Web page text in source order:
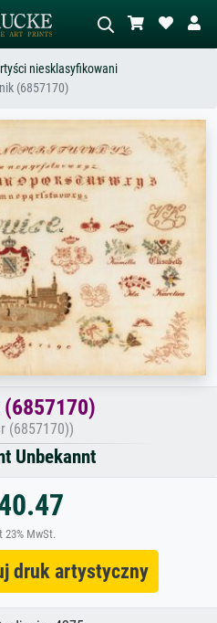
Opisz scenę – np. zielona łąka,
abstrakcja z czerwienią, ciemny olej,
stojący akt obok drzewa.
niesklasyfikowani
(6857170)
(6857170))
Unbekannt
23% MwSt.
druk artystyczny